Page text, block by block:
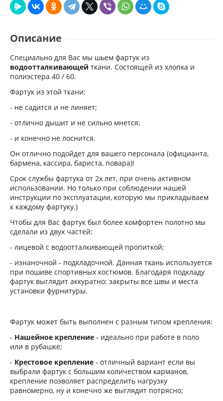
Описание
Специально для Вас мы шьем фартук из
водоотталкивающей ткани. Состоящей из хлопка и
полиэстера 40 / 60.
Фартук из этой ткани:
- не садится и не линяет;
- отлично дышит и не сильно мнется;
- и конечно не лоснится.
Он отлично подойдет для вашего персонала (официанта,
бармена, кассира, бариста, повара)!
Срок службы фартука от 2х лет, при очень активном
использовании. Но только при соблюдении нашей
инструкции по эксплуатации, которую мы прикладываем
к каждому фартуку.)
Чтобы для Вас фартук был более комфортен полотно мы
сделали из двух частей:
- лицевой с водоотталкивающей пропиткой;
- изнаночной - подкладочной. Данная ткань используется
при пошиве спортивных костюмов. Благодаря подкладу
фартук выглядит аккуратно: закрыты все швы и места
установки фурнитуры.
Фартук может быть выполнен с разным типом крепления:
- Нашейное крепление - идеально при работе в поло
или в рубашке;
- Крестовое крепление - отличный вариант если вы
выбрали фартук с большим количеством карманов,
крепление позволяет распределить нагрузку
равномерно, ну и конечно же выглядит потрясно;